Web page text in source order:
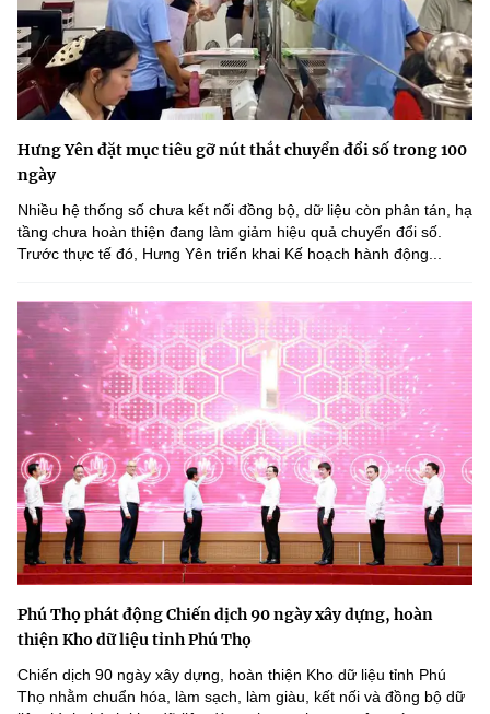
Hưng Yên đặt mục tiêu gỡ nút thắt chuyển đổi số trong 100
ngày
Nhiều hệ thống số chưa kết nối đồng bộ, dữ liệu còn phân tán, hạ
tầng chưa hoàn thiện đang làm giảm hiệu quả chuyển đổi số.
Trước thực tế đó, Hưng Yên triển khai Kế hoạch hành động...
Phú Thọ phát động Chiến dịch 90 ngày xây dựng, hoàn
thiện Kho dữ liệu tỉnh Phú Thọ
Chiến dịch 90 ngày xây dựng, hoàn thiện Kho dữ liệu tỉnh Phú
Thọ nhằm chuẩn hóa, làm sạch, làm giàu, kết nối và đồng bộ dữ